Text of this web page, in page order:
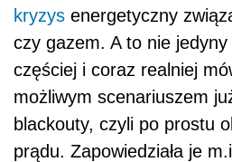
kryzys energetyczny
czy gazem. A to nie
częściej i coraz realniej
możliwym scenariuszem
blackouty, czyli po prostu
prądu. Zapowiedziała je